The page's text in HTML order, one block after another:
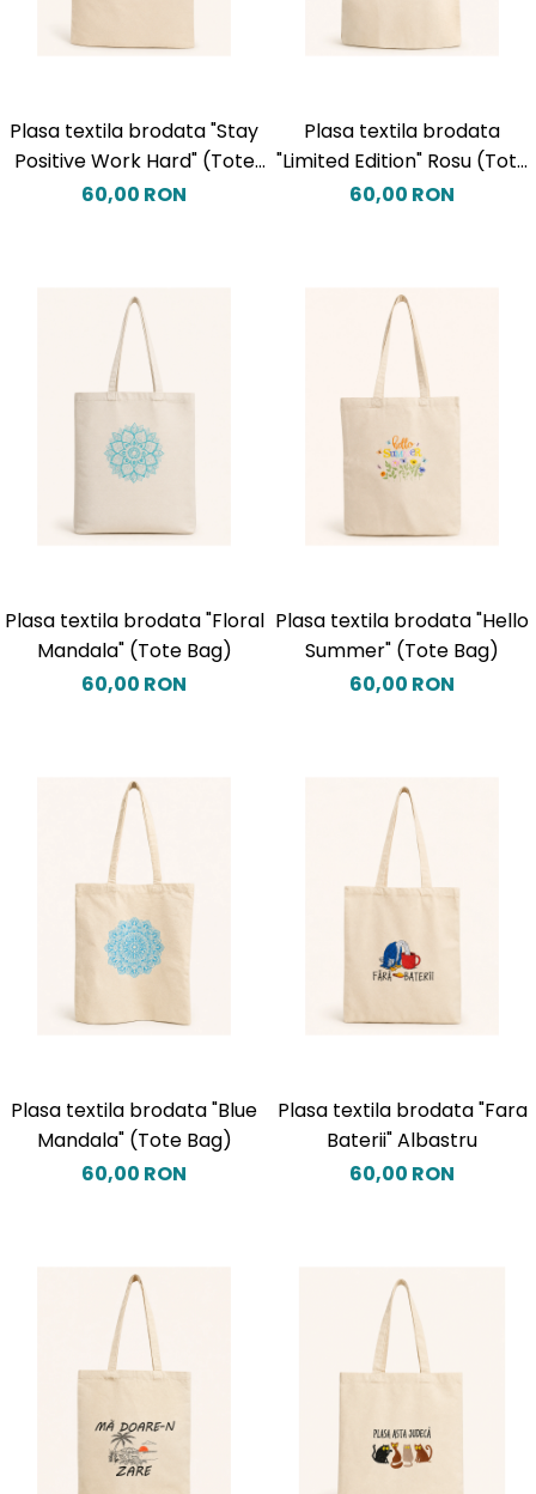
Plasa textila brodata "Stay
Positive Work Hard" (Tote
Bag)
60,00 RON
Plasa textila brodata
"Limited Edition" Rosu (Tote
Bag)
60,00 RON
Plasa textila brodata "Floral
Mandala" (Tote Bag)
60,00 RON
Plasa textila brodata "Hello
Summer" (Tote Bag)
60,00 RON
Plasa textila brodata "Blue
Mandala" (Tote Bag)
60,00 RON
Plasa textila brodata "Fara
Baterii" Albastru
60,00 RON